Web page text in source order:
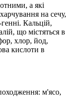
а які
на сечу,
Кальцій,
що містяться в
хлор, йод,
кислоти в
м'ясо,